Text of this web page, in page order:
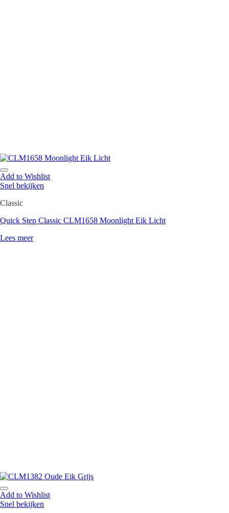
Add to Wishlist
Snel bekijken
Classic
Quick Step Classic CLM1658 Moonlight Eik Licht
Lees meer
Add to Wishlist
Snel bekijken